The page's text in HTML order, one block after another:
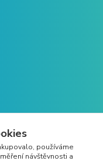
používáme
návštěvnosti a